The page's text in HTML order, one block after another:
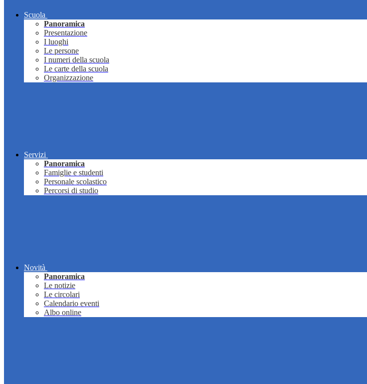
Scuola
Panoramica
Presentazione
I luoghi
Le persone
I numeri della scuola
Le carte della scuola
Organizzazione
Servizi
Panoramica
Famiglie e studenti
Personale scolastico
Percorsi di studio
Novità
Panoramica
Le notizie
Le circolari
Calendario eventi
Albo online